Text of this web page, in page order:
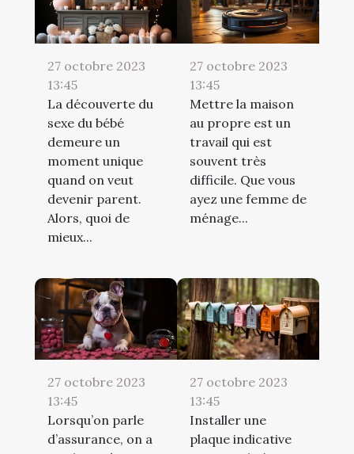
27 octobre 2023
13:45
La découverte du
sexe du bébé
demeure un
moment unique
quand on veut
devenir parent.
Alors, quoi de
mieux...
27 octobre 2023
13:45
Mettre la maison
au propre est un
travail qui est
souvent très
difficile. Que vous
ayez une femme de
ménage...
27 octobre 2023
13:45
Lorsqu’on parle
d’assurance, on a
27 octobre 2023
13:45
Installer une
plaque indicative